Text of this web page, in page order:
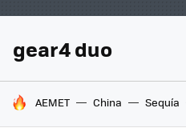
gear4 duo
HOY SE HABLA DE
AEMET China Sequía